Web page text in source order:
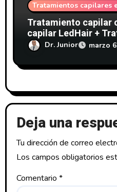
Tratamientos capilares
Tratamiento capilar
capilar LedHair +
Clínicas Dr. Pelo-213
Dr. Junior marzo
Deja una
Tu dirección de correo
Los campos obligatorios
Comentario *